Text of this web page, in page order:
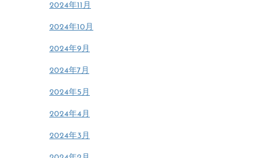
2024年11月
2024年10月
2024年9月
2024年7月
2024年5月
2024年4月
2024年3月